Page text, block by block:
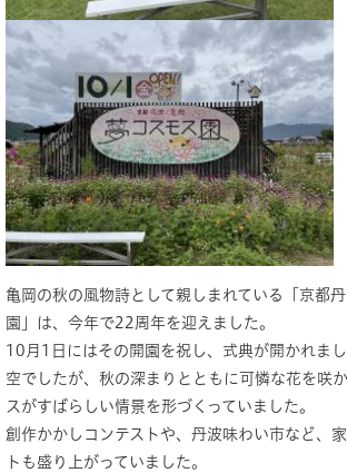
亀岡の秋の風物詩として親しまれている「京都
園」は、今年で22周年を迎えました。
10月1日にはその開園を祝し、式典が開かれま
空でしたが、秋の深まりとともに可憐な花を咲
スがすばらしい情景を形づくっていました。
創作かかしコンテストや、丹波味わい市など、
トも盛り上がっていました。